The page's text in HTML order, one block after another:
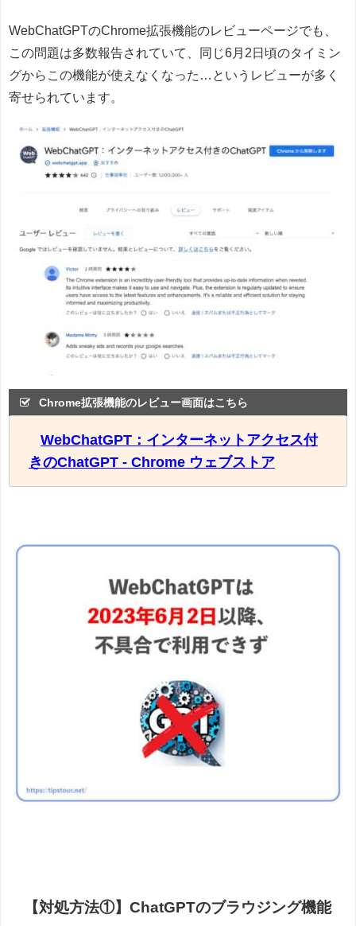
WebChatGPTのChrome拡張機能のレビューページでも、
この問題は多数報告されていて、同じ6月2日頃のタイミン
グからこの機能が使えなくなった…というレビューが多く
寄せられています。
Chrome拡張機能のレビュー画面はこちら
WebChatGPT：インターネットアクセス付
きのChatGPT - Chrome ウェブストア
【対処方法①】ChatGPTのブラウジング機能